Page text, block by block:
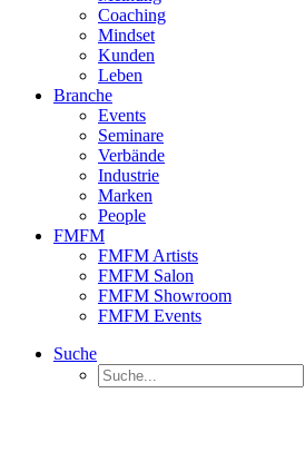
Coaching
Mindset
Kunden
Leben
Branche
Events
Seminare
Verbände
Industrie
Marken
People
FMFM
FMFM Artists
FMFM Salon
FMFM Showroom
FMFM Events
Suche